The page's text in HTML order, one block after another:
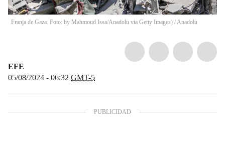
Franja de Gaza. Foto: by Mahmoud Issa/Anadolu via Getty Images) /Anadolu
EFE
05/08/2024 - 06:32 GMT-5